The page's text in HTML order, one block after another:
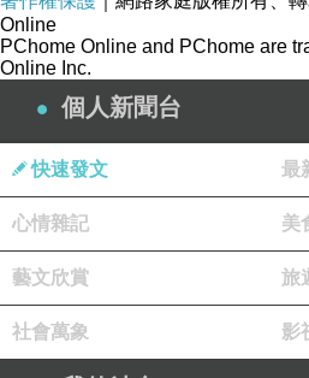
Online
PChome Online and PChome are
Online Inc.
個人新聞台
快速發文 最
心情雜記 美
藝文欣賞 旅
社會萬象 影